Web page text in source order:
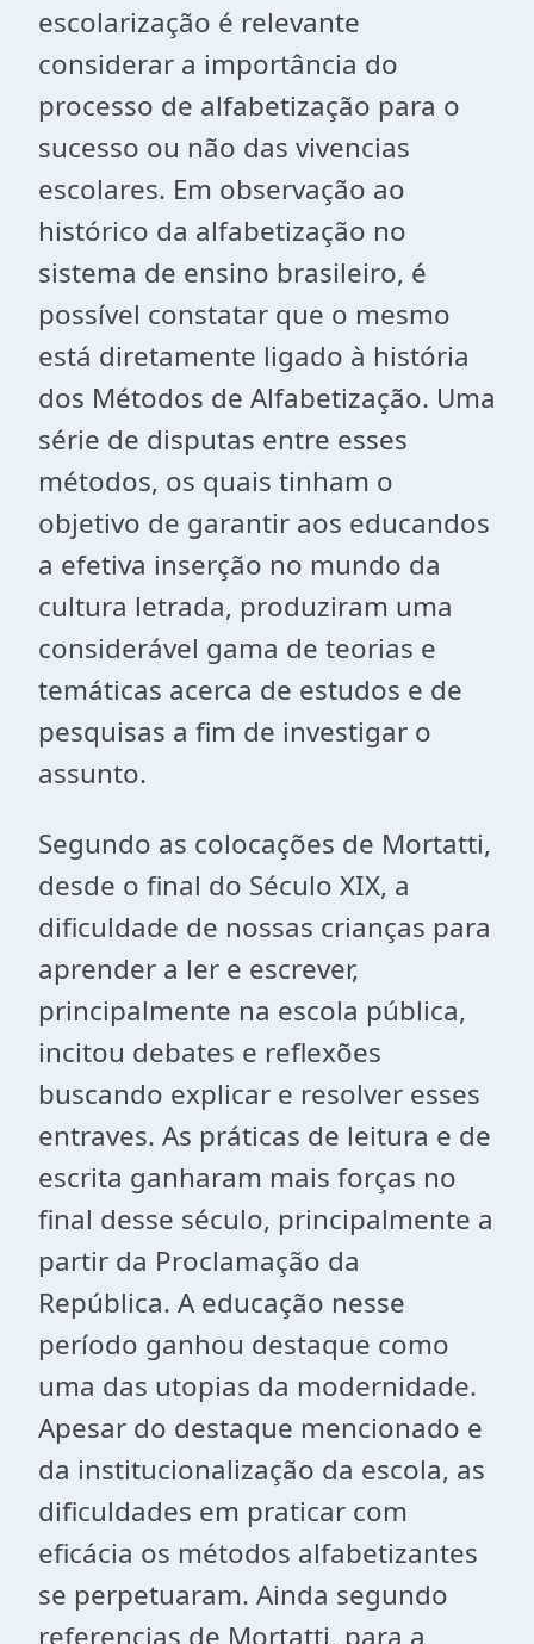
escolarização é relevante
considerar a importância do
processo de alfabetização para o
sucesso ou não das vivencias
escolares. Em observação ao
histórico da alfabetização no
sistema de ensino brasileiro, é
possível constatar que o mesmo
está diretamente ligado à história
dos Métodos de Alfabetização. Uma
série de disputas entre esses
métodos, os quais tinham o
objetivo de garantir aos educandos
a efetiva inserção no mundo da
cultura letrada, produziram uma
considerável gama de teorias e
temáticas acerca de estudos e de
pesquisas a fim de investigar o
assunto.
Segundo as colocações de Mortatti,
desde o final do Século XIX, a
dificuldade de nossas crianças para
aprender a ler e escrever,
principalmente na escola pública,
incitou debates e reflexões
buscando explicar e resolver esses
entraves. As práticas de leitura e de
escrita ganharam mais forças no
final desse século, principalmente a
partir da Proclamação da
República. A educação nesse
período ganhou destaque como
uma das utopias da modernidade.
Apesar do destaque mencionado e
da institucionalização da escola, as
dificuldades em praticar com
eficácia os métodos alfabetizantes
se perpetuaram. Ainda segundo
referencias de Mortatti, para a